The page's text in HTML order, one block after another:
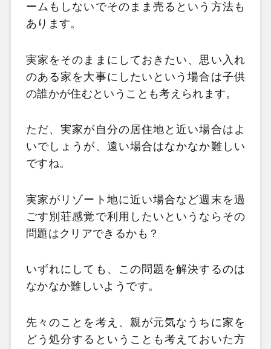
ームもしないでそのまま売るという方法も
あります。
実家をそのままにしておきたい、思い入れ
のある家を大事にしたいという場合は子供
の誰かが住むということも考えられます。
ただ、実家が自分の居住地と近い場合はよ
いでしょうが、遠い場合はなかなか難しい
ですね。
実家がリゾート地に近い場合など週末を過
ごす別荘感覚で利用したいというならその
問題はクリアできるかも？
いずれにしても、この問題を解決するのは
なかなか難しいようです。
先々のことを考え、親が元気なうちに家を
どう処分するということも考えておいた方